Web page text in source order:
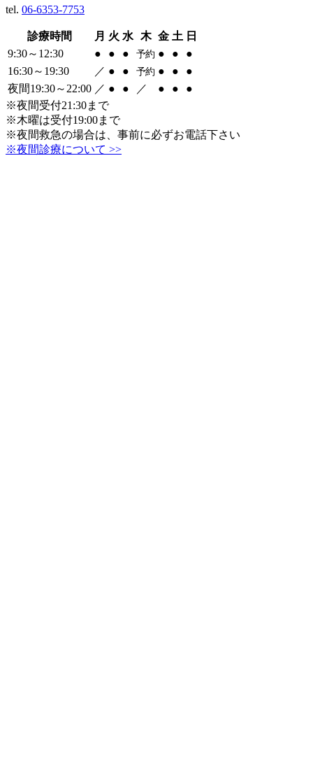
tel. 06-6353-7753
診療時間 月 火 水 木 金 土 日
9:30～12:30
● ● ● 予約 ● ●
●
16:30～19:30
／ ● ● 予約 ● ●
●
夜間19:30～22:00 ／ ● ● ／ ● ●
●
※夜間受付21:30まで
※木曜は受付19:00まで
※夜間救急の場合は、事前に必ずお電話下さい
※夜間診療について >>